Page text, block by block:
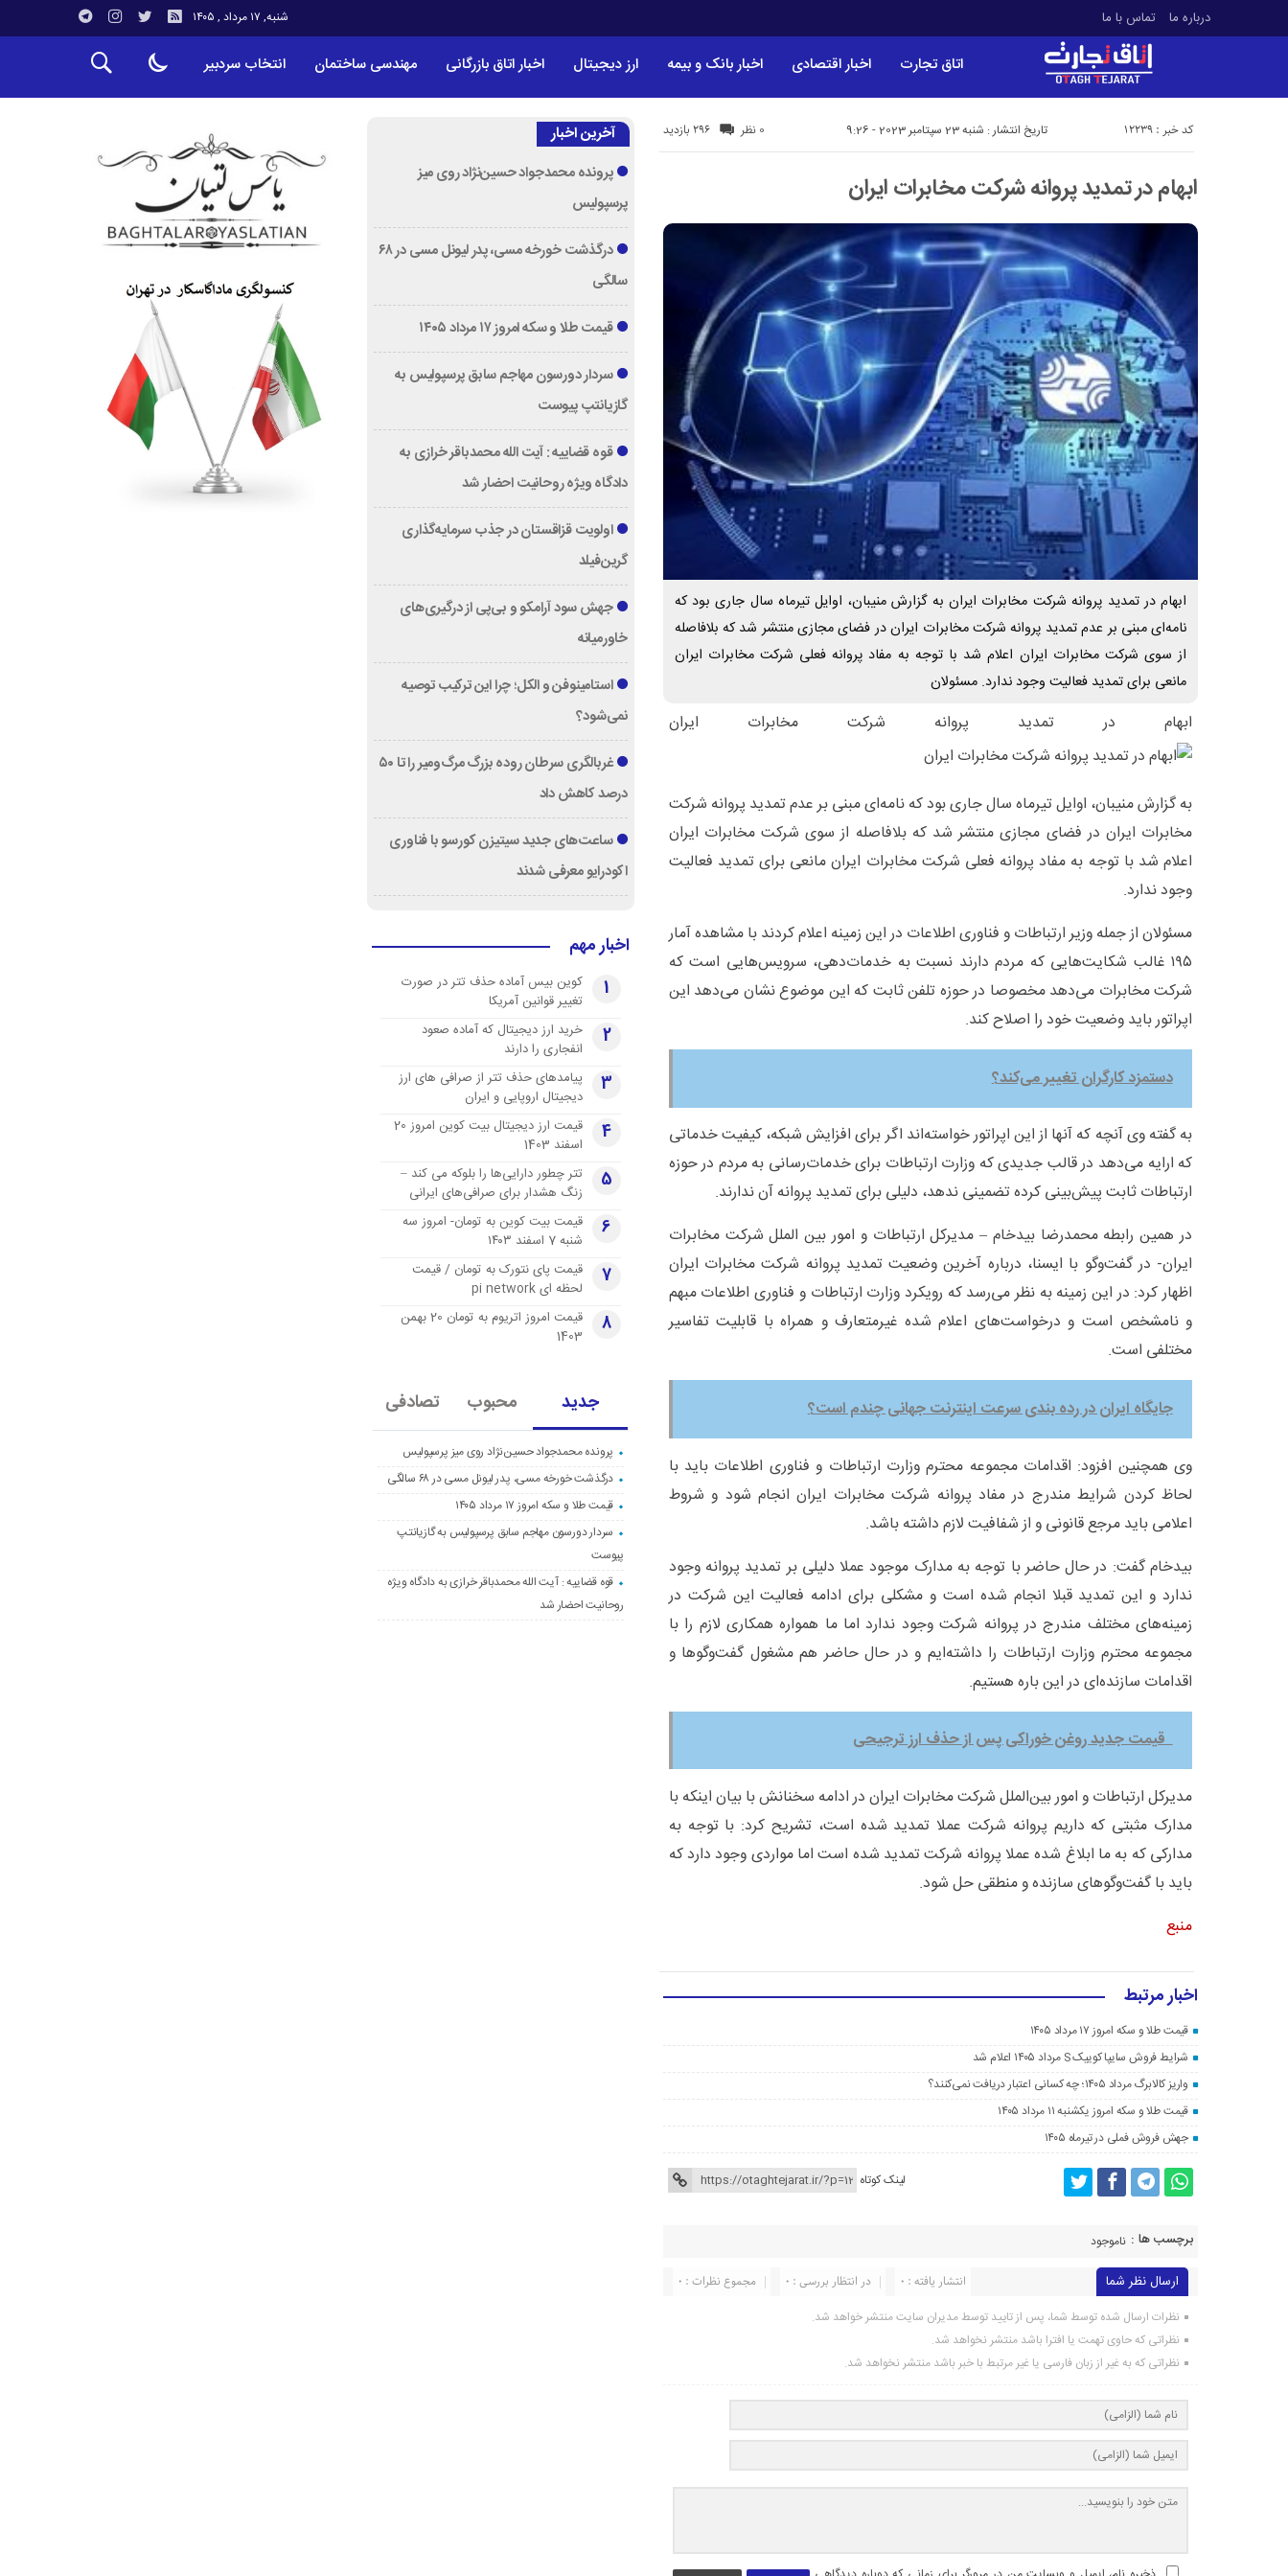
درباره ما تماس با ما شنبه, ۱۷ مرداد , ۱۴۰۵
اتاق تجارت اخبار اقتصادی اخبار بانک و بیمه ارز دیجیتال اخبار اتاق بازرگانی مهندسی ساختمان انتخاب سردبیر
تاریخ انتشار : شنبه 23 سپتامبر 2023 - 9:26 296 بازدید کد خبر : 12239 0 نظر
ابهام در تمدید پروانه شرکت مخابرات ایران
ابهام در تمدید پروانه شرکت مخابرات ایران به گزارش منیبان، اوایل تیرماه سال جاری بود که
نامه‌ای مبنی بر عدم تمدید پروانه شرکت مخابرات ایران در فضای مجازی منتشر شد که بلافاصله
از سوی شرکت مخابرات ایران اعلام شد با توجه به مفاد پروانه فعلی شرکت مخابرات ایران
مانعی برای تمدید فعالیت وجود ندارد. مسئولان
ابهام در تمدید پروانه شرکت مخابرات ایران
به گزارش منیبان، اوایل تیرماه سال جاری بود که نامه‌ای مبنی بر عدم تمدید پروانه شرکت
مخابرات ایران در فضای مجازی منتشر شد که بلافاصله از سوی شرکت مخابرات ایران
اعلام شد با توجه به مفاد پروانه فعلی شرکت مخابرات ایران مانعی برای تمدید فعالیت
وجود ندارد.
مسئولان از جمله وزیر ارتباطات و فناوری اطلاعات در این زمینه اعلام کردند با مشاهده آمار
۱۹۵ غالب شکایت‌هایی که مردم دارند نسبت به خدمات‌دهی، سرویس‌هایی است که
شرکت مخابرات می‌دهد مخصوصا در حوزه تلفن ثابت که این موضوع نشان می‌دهد این
اپراتور باید وضعیت خود را اصلاح کند.
دستمزد کارگران تغییر می‌کند؟
به گفته وی آنچه که آنها از این اپراتور خواسته‌اند اگر برای افزایش شبکه، کیفیت خدماتی
که ارایه می‌دهد در قالب جدیدی که وزارت ارتباطات برای خدمات‌رسانی به مردم در حوزه
ارتباطات ثابت پیش‌بینی کرده تضمینی ندهد، دلیلی برای تمدید پروانه آن ندارند.
در همین رابطه محمدرضا بیدخام – مدیرکل ارتباطات و امور بین الملل شرکت مخابرات
ایران- در گفت‌وگو با ایسنا، درباره آخرین وضعیت تمدید پروانه شرکت مخابرات ایران
اظهار کرد: در این زمینه به نظر می‌رسد که رویکرد وزارت ارتباطات و فناوری اطلاعات مبهم
و نامشخص است و درخواست‌های اعلام شده غیرمتعارف و همراه با قابلیت تفاسیر
مختلفی است.
جایگاه ایران در رده بندی سرعت اینترنت جهانی چندم است؟
وی همچنین افزود: اقدامات مجموعه محترم وزارت ارتباطات و فناوری اطلاعات باید با
لحاظ کردن شرایط مندرج در مفاد پروانه شرکت مخابرات ایران انجام شود و شروط
اعلامی باید مرجع قانونی و از شفافیت لازم داشته باشد.
بیدخام گفت: در حال حاضر با توجه به مدارک موجود عملا دلیلی بر تمدید پروانه وجود
ندارد و این تمدید قبلا انجام شده است و مشکلی برای ادامه فعالیت این شرکت در
زمینه‌های مختلف مندرج در پروانه شرکت وجود ندارد اما ما همواره همکاری لازم را با
مجموعه محترم وزارت ارتباطات را داشته‌ایم و در حال حاضر هم مشغول گفت‌وگوها و
اقدامات سازنده‌ای در این باره هستیم.
قیمت جدید روغن خوراکی پس از حذف ارز ترجیحی
مدیرکل ارتباطات و امور بین‌الملل شرکت مخابرات ایران در ادامه سخنانش با بیان اینکه با
مدارک مثبتی که داریم پروانه شرکت عملا تمدید شده است، تشریح کرد: با توجه به
مدارکی که به ما ابلاغ شده عملا پروانه شرکت تمدید شده است اما مواردی وجود دارد که
باید با گفت‌وگوهای سازنده و منطقی حل شود.
منبع
اخبار مرتبط
قیمت طلا و سکه امروز ۱۷ مرداد ۱۴۰۵
شرایط فروش سایپا کوییک S مرداد ۱۴۰۵ اعلام شد
واریز کالابرگ مرداد ۱۴۰۵؛ چه کسانی اعتبار دریافت نمی‌کنند؟
قیمت طلا و سکه امروز یکشنبه ۱۱ مرداد ۱۴۰۵
جهش فروش فملی در تیرماه ۱۴۰۵
لینک کوتاه
برچسب ها : ناموجود
ارسال نظر شما مجموع نظرات : 0 در انتظار بررسی : 0 انتشار یافته : 0
نظرات ارسال شده توسط شما، پس از تایید توسط مدیران سایت منتشر خواهد شد.
نظراتی که حاوی تهمت یا افترا باشد منتشر نخواهد شد.
نظراتی که به غیر از زبان فارسی یا غیر مرتبط با خبر باشد منتشر نخواهد شد.
آخرین اخبار
پرونده محمدجواد حسین‌نژاد روی میز
پرسپولیس
درگذشت خورخه مسی، پدر لیونل مسی در ۶۸
سالگی
قیمت طلا و سکه امروز ۱۷ مرداد ۱۴۰۵
سردار دورسون مهاجم سابق پرسپولیس به
گازیانتپ پیوست
قوه قضاییه : آیت الله محمدباقر خرازی به
دادگاه ویژه روحانیت احضار شد
اولویت قزاقستان در جذب سرمایه‌گذاری
گرین‌فیلد
جهش سود آرامکو و بی‌پی از درگیری‌های
خاورمیانه
استامینوفن و الکل؛ چرا این ترکیب توصیه
نمی‌شود؟
غربالگری سرطان روده بزرگ مرگ‌ومیر را تا ۵۰
درصد کاهش داد
ساعت‌های جدید سیتیزن کورسو با فناوری
اکودرایو معرفی شدند
اخبار مهم
1
کوین بیس آماده حذف تتر در صورت
تغییر قوانین آمریکا
2
خرید ارز دیجیتال که آماده صعود
انفجاری را دارند
3
پیامدهای حذف تتر از صرافی های ارز
دیجیتال اروپایی و ایران
4
قیمت ارز دیجیتال بیت کوین امروز 20
اسفند 1403
5
تتر چطور دارایی‌ها را بلوکه می کند –
زنگ هشدار برای صرافی‌های ایرانی
6
قیمت بیت کوین به تومان- امروز سه
شنبه 7 اسفند ۱۴۰۳
7
قیمت پای نتورک به تومان / قیمت
لحظه ای pi network
8
قیمت امروز اتریوم به تومان 20 بهمن
1403
جدید محبوب تصادفی
پرونده محمدجواد حسین‌نژاد روی میز پرسپولیس
درگذشت خورخه مسی، پدر لیونل مسی در ۶۸ سالگی
قیمت طلا و سکه امروز ۱۷ مرداد ۱۴۰۵
سردار دورسون مهاجم سابق پرسپولیس به گازیانتپ
پیوست
قوه قضاییه : آیت الله محمدباقر خرازی به دادگاه ویژه
روحانیت احضار شد